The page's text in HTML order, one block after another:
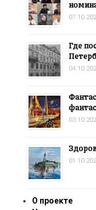
Где
О проекте